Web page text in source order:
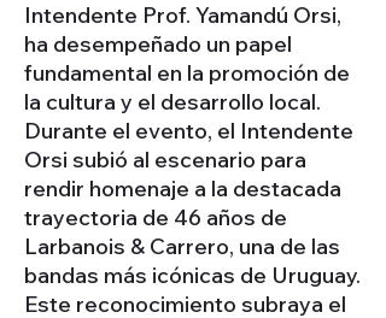
Intendente Prof. Yamandú Orsi,
ha desempeñado un papel
fundamental en la promoción de
la cultura y el desarrollo local.
Durante el evento, el Intendente
Orsi subió al escenario para
rendir homenaje a la destacada
trayectoria de 46 años de
Larbanois & Carrero, una de las
bandas más icónicas de Uruguay.
Este reconocimiento subraya el